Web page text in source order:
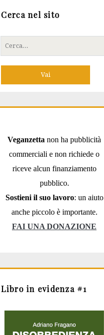
Cerca nel sito
Cerca
per:
Veganzetta non ha pubblicità
commerciali e non richiede o
riceve alcun finanziamento
pubblico.
Sostieni il suo lavoro: un aiuto
anche piccolo è importante.
FAI UNA DONAZIONE
Libro in evidenza #1